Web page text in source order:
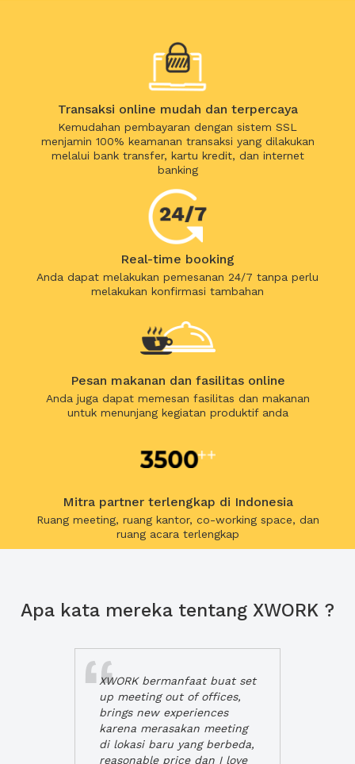
Transaksi online mudah dan terpercaya
Kemudahan pembayaran dengan sistem SSL
menjamin 100% keamanan transaksi yang dilakukan
melalui bank transfer, kartu kredit, dan internet
banking
Real-time booking
Anda dapat melakukan pemesanan 24/7 tanpa perlu
melakukan konfirmasi tambahan
Pesan makanan dan fasilitas online
Anda juga dapat memesan fasilitas dan makanan
untuk menunjang kegiatan produktif anda
Mitra partner terlengkap di Indonesia
Ruang meeting, ruang kantor, co-working space, dan
ruang acara terlengkap
Apa kata mereka tentang XWORK ?
XWORK bermanfaat buat set
up meeting out of offices,
brings new experiences
karena merasakan meeting
di lokasi baru yang berbeda,
reasonable price dan I love